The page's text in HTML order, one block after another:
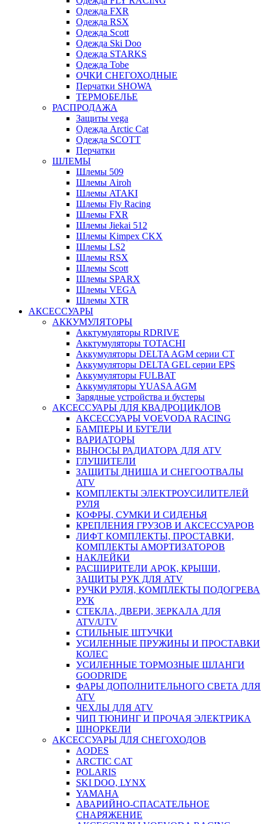
Одежда FXR
Одежда RSX
Одежда Scott
Одежда Ski Doo
Одежда STARKS
Одежда Tobe
ОЧКИ СНЕГОХОДНЫЕ
Перчатки SHOWA
ТЕРМОБЕЛЬЕ
РАСПРОДАЖА
Защиты vega
Одежда Arctic Cat
Одежда SCOTT
Перчатки
ШЛЕМЫ
Шлемы 509
Шлемы Airoh
Шлемы ATAKI
Шлемы Fly Racing
Шлемы FXR
Шлемы Jiekai 512
Шлемы Kimpex CKX
Шлемы LS2
Шлемы RSX
Шлемы Scott
Шлемы SPARX
Шлемы VEGA
Шлемы XTR
АКСЕССУАРЫ
АККУМУЛЯТОРЫ
Акктумуляторы RDRIVE
Акктумуляторы TOTACHI
Аккумуляторы DELTA AGM серии CT
Аккумуляторы DELTA GEL серии EPS
Аккумуляторы FULBAT
Аккумуляторы YUASA AGM
Зарядные устройства и бустеры
АКСЕССУАРЫ ДЛЯ КВАДРОЦИКЛОВ
АКСЕССУАРЫ VOEVODA RACING
БАМПЕРЫ И БУГЕЛИ
ВАРИАТОРЫ
ВЫНОСЫ РАДИАТОРА ДЛЯ ATV
ГЛУШИТЕЛИ
ЗАЩИТЫ ДНИЩА И СНЕГООТВАЛЫ
ATV
КОМПЛЕКТЫ ЭЛЕКТРОУСИЛИТЕЛЕЙ
РУЛЯ
КОФРЫ, СУМКИ И СИДЕНЬЯ
КРЕПЛЕНИЯ ГРУЗОВ И АКСЕССУАРОВ
ЛИФТ КОМПЛЕКТЫ, ПРОСТАВКИ,
КОМПЛЕКТЫ АМОРТИЗАТОРОВ
НАКЛЕЙКИ
РАСШИРИТЕЛИ АРОК, КРЫШИ,
ЗАЩИТЫ РУК ДЛЯ ATV
РУЧКИ РУЛЯ, КОМПЛЕКТЫ ПОДОГРЕВА
РУК
СТЕКЛА, ДВЕРИ, ЗЕРКАЛА ДЛЯ
ATV/UTV
СТИЛЬНЫЕ ШТУЧКИ
УСИЛЕННЫЕ ПРУЖИНЫ И ПРОСТАВКИ
КОЛЕС
УСИЛЕННЫЕ ТОРМОЗНЫЕ ШЛАНГИ
GOODRIDE
ФАРЫ ДОПОЛНИТЕЛЬНОГО СВЕТА ДЛЯ
ATV
ЧЕХЛЫ ДЛЯ ATV
ЧИП ТЮНИНГ И ПРОЧАЯ ЭЛЕКТРИКА
ШНОРКЕЛИ
АКСЕССУАРЫ ДЛЯ СНЕГОХОДОВ
AODES
ARCTIC CAT
POLARIS
SKI DOO, LYNX
YAMAHA
АВАРИЙНО-СПАСАТЕЛЬНОЕ
СНАРЯЖЕНИЕ